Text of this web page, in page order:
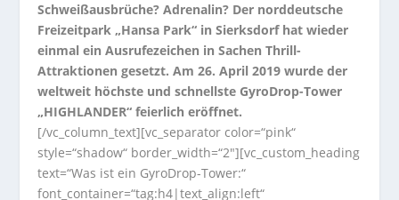
Schweißausbrüche? Adrenalin? Der norddeutsche
Freizeitpark „Hansa Park“ in Sierksdorf hat wieder
einmal ein Ausrufezeichen in Sachen Thrill-
Attraktionen gesetzt. Am 26. April 2019 wurde der
weltweit höchste und schnellste GyroDrop-Tower
„HIGHLANDER“ feierlich eröffnet.
[/vc_column_text][vc_separator color=“pink“
style=“shadow“ border_width=“2″][vc_custom_heading
text=“Was ist ein GyroDrop-Tower:“
font_container=“tag:h4|text_align:left“